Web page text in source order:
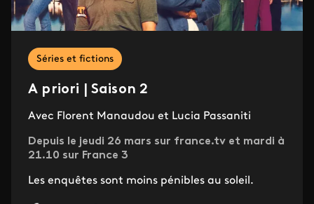
Séries et fictions
A priori | Saison 2
Avec Florent Manaudou et Lucia Passaniti
Depuis le jeudi 26 mars sur france.tv et mardi à
21.10 sur France 3
Les enquêtes sont moins pénibles au soleil.